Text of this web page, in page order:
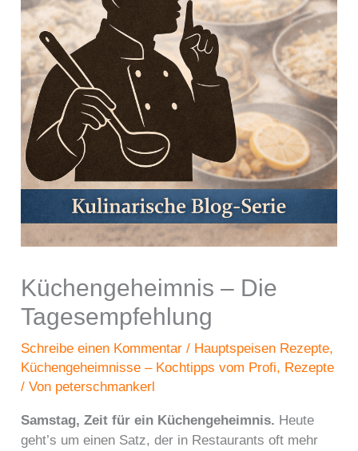
Küchengeheimnis – Die
Tagesempfehlung
Schreibe einen Kommentar / Hauptspeisen Rezepte,
Küchengeheimnisse – Kochtipps vom Profi, Rezepte
/ Von peterschmankerl
Samstag, Zeit für ein Küchengeheimnis. Heute
geht’s um einen Satz, der in Restaurants oft mehr